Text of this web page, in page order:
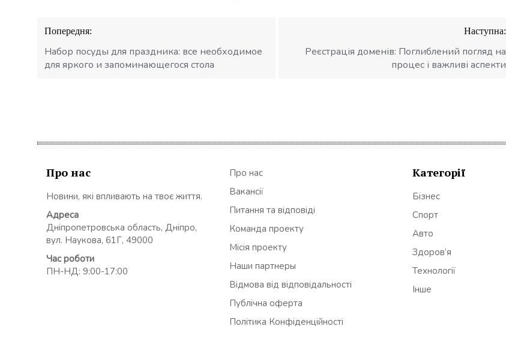
Навігація
записів
Попередня:
Набор посуды для праздника: все необходимое
для яркого и запоминающегося стола
Наступна:
Реєстрація доменів: Поглиблений погляд на
процес і важливі аспекти
Про нас
Новини, які впливають на твоє життя.
Адреса
Дніпропетровська область, Дніпро,
вул. Наукова, 61Г, 49000
Час роботи
ПН-НД: 9:00-17:00
Про нас
Вакансії
Питання та відповіді
Команда проекту
Місія проекту
Наши партнеры
Відмова від відповідальності
Публічна оферта
Політика Конфіденційності
Категорії
Бізнес
Спорт
Авто
Здоров’я
Технології
Інше